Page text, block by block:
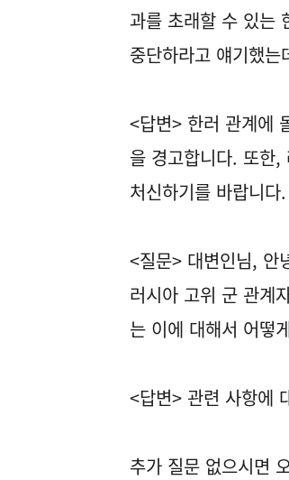
과를 초래할 수 있는
중단하라고 얘기했
<답변> 한러 관계에
을 경고합니다. 또한,
처신하기를 바랍니다.
<질문> 대변인님, 안
러시아 고위 군 관계
는 이에 대해서 어떻
<답변> 관련 사항에
추가 질문 없으시면